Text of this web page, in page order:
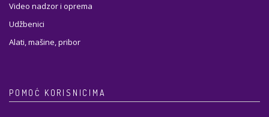
Video nadzor i oprema
Udžbenici
Alati, mašine, pribor
POMOĆ KORISNICIMA